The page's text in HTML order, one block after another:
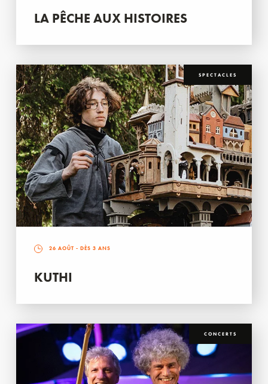
LA PÊCHE AUX HISTOIRES
SPECTACLES
26 AOÛT - DÈS 3 ANS
KUTHI
CONCERTS